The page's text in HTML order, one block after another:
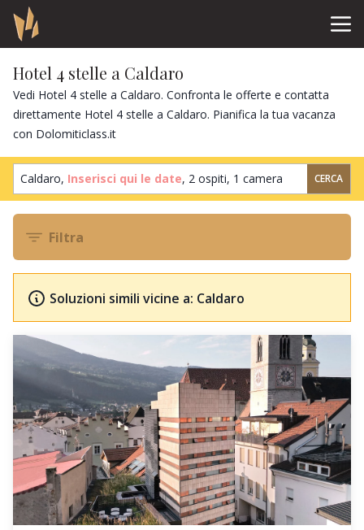
Hotel 4 stelle a Caldaro
Vedi Hotel 4 stelle a Caldaro. Confronta le offerte e contatta
direttamente Hotel 4 stelle a Caldaro. Pianifica la tua vacanza
con Dolomiticlass.it
Caldaro, Inserisci qui le date, 2 ospiti, 1 camera CERCA
Filtra
Soluzioni simili vicine a: Caldaro